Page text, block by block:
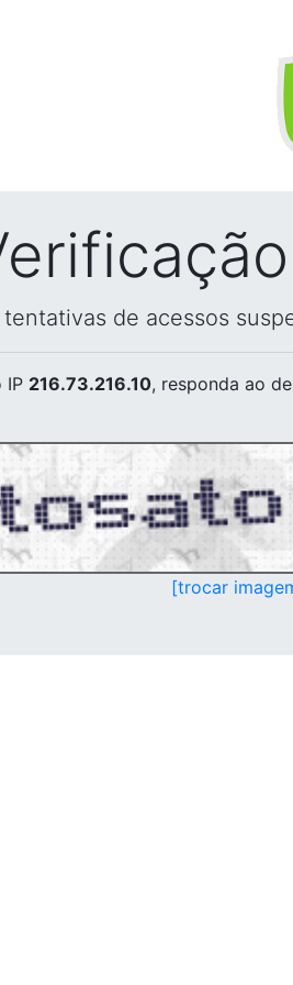
de acessos
IP 216.73.216.10, responda ao
[trocar